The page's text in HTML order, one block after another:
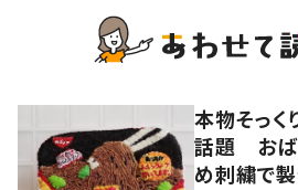
本物そっく
話題 おば
め刺繍で製